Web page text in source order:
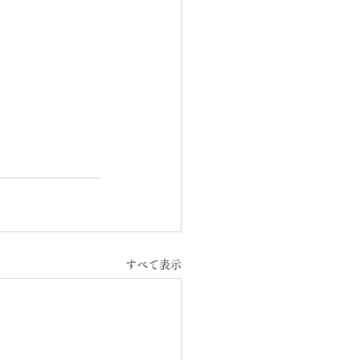
すべて表示